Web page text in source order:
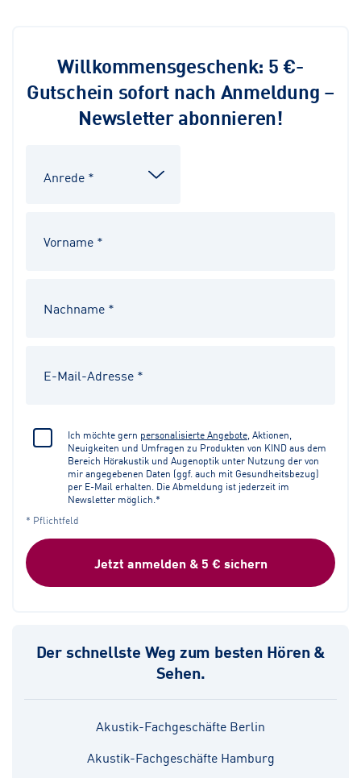
Willkommensgeschenk: 5 €-
Gutschein sofort nach Anmeldung –
Newsletter abonnieren!
Ich möchte gern personalisierte Angebote , Aktionen,
Neuigkeiten und Umfragen zu Produkten von KIND aus dem
Bereich Hörakustik und Augenoptik unter Nutzung der von
mir angegebenen Daten (ggf. auch mit Gesundheitsbezug)
per E-Mail erhalten. Die Abmeldung ist jederzeit im
Newsletter möglich.*
* Pflichtfeld
Jetzt anmelden & 5 € sichern
Der schnellste Weg zum besten Hören &
Sehen.
Akustik-Fachgeschäfte Berlin
Akustik-Fachgeschäfte Hamburg